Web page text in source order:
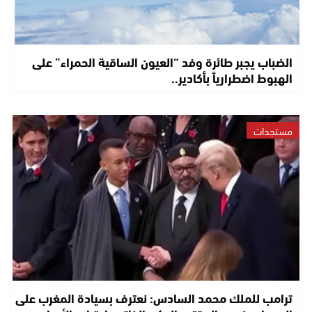
الضباب يجبر طائرة وفد “العيون الساقية الحمراء” على
الهبوط اضطرارياً بأكادير..
مستجدات
ترامب للملك محمد السادس: نعترف بسيادة المغرب على